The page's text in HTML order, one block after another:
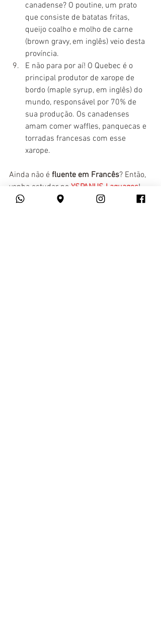
canadense? O poutine, um prato
que consiste de batatas fritas,
queijo coalho e molho de carne
(brown gravy, em inglês) veio desta
província.
E não para por aí! O Quebec é o
principal produtor de xarope de
bordo (maple syrup, em inglês) do
mundo, responsável por 70% de
sua produção. Os canadenses
amam comer waffles, panquecas e
torradas francesas com esse
xarope.
Ainda não é fluente em Francês? Então,
venha estudar no YSPANUS Laguages!
Em nosso
curso online de Francês
, você